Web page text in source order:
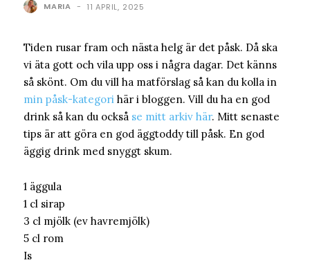
MARIA - 11 APRIL, 2025
Tiden rusar fram och nästa helg är det påsk. Då ska
vi äta gott och vila upp oss i några dagar. Det känns
så skönt. Om du vill ha matförslag så kan du kolla in
min påsk-kategori här i bloggen. Vill du ha en god
drink så kan du också se mitt arkiv här. Mitt senaste
tips är att göra en god äggtoddy till påsk. En god
äggig drink med snyggt skum.
1 äggula
1 cl sirap
3 cl mjölk (ev havremjölk)
5 cl rom
Is